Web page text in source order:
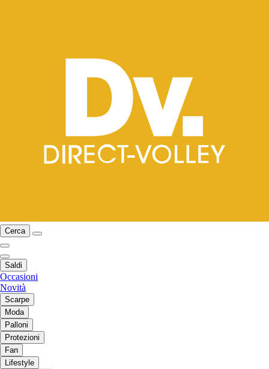
Cerca
Saldi
Occasioni
Novità
Scarpe
Moda
Palloni
Protezioni
Fan
Lifestyle